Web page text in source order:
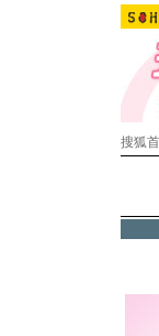
搜狐